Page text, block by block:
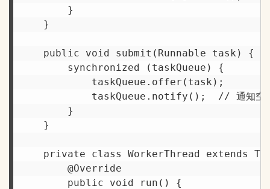
        }
    }
    public void submit(Runnable task) {
        synchronized (taskQueue) {
            taskQueue.offer(task);
taskQueue.notify();  // 通知空闲
        }
    }
private class WorkerThread extends
        @Override
        public void run() {